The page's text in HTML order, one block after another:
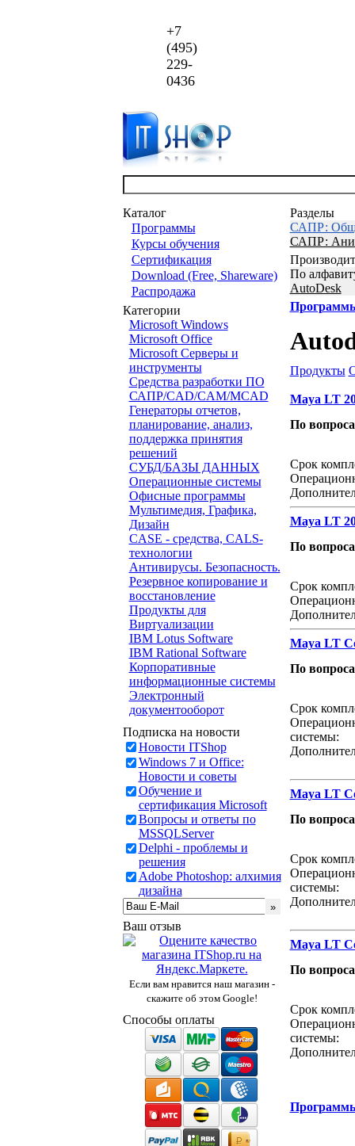
+7
(495)
229-
0436
Каталог
Программы
Курсы обучения
Сертификация
Download (Free, Shareware)
Распродажа
Категории
Microsoft Windows
Microsoft Office
Microsoft Серверы и
инструменты
Средства разработки ПО
САПР/CAD/CAM/MCAD
Генераторы отчетов,
планирование, анализ,
поддержка принятия
решений
СУБД/БАЗЫ ДАННЫХ
Операционные системы
Офисные программы
Мультимедия, Графика,
Дизайн
CASE - средства, CALS-
технологии
Антивирусы. Безопасность.
Резервное копирование и
восстановление
Продукты для
Виртуализации
IBM Lotus Software
IBM Rational Software
Корпоративные
информационные системы
Электронный
документооборот
Подписка на новости
Новости ITShop
Windows 7 и Office:
Новости и советы
Обучение и
сертификация Microsoft
Вопросы и ответы по
MSSQLServer
Delphi - проблемы и
решения
Adobe Photoshop: алхимия
дизайна
Ваш отзыв
Если вам нравится наш магазин -
скажите об этом Google!
Способы оплаты
Разделы
САПР:
САПР:
По
AutoDesk
Продукты
Maya LT
По
Срок
Maya LT
По
Срок
Maya LT
По
Срок
системы:
Maya LT
По
Срок
системы:
Maya LT
По
Срок
системы: